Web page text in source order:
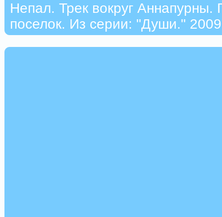
Непал. Трек вокруг Аннапурны.
поселок. Из серии: "Души." 2009